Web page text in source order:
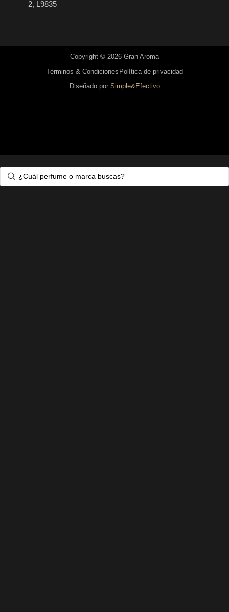
2, L9835
Copyright © 2026 Gran Aroma
Términos & Condiciones Política de privacidad
Diseñado por Simple&Efectivo